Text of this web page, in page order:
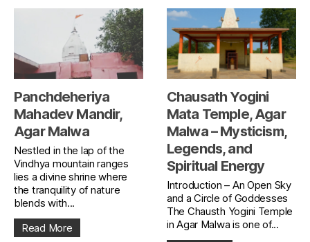
Panchdeheriya
Mahadev Mandir,
Agar Malwa
Nestled in the lap of the
Vindhya mountain ranges
lies a divine shrine where
the tranquility of nature
blends with...
Read More
Chausath Yogini
Mata Temple, Agar
Malwa – Mysticism,
Legends, and
Spiritual Energy
Introduction – An Open Sky
and a Circle of Goddesses
The Chausth Yogini Temple
in Agar Malwa is one of...